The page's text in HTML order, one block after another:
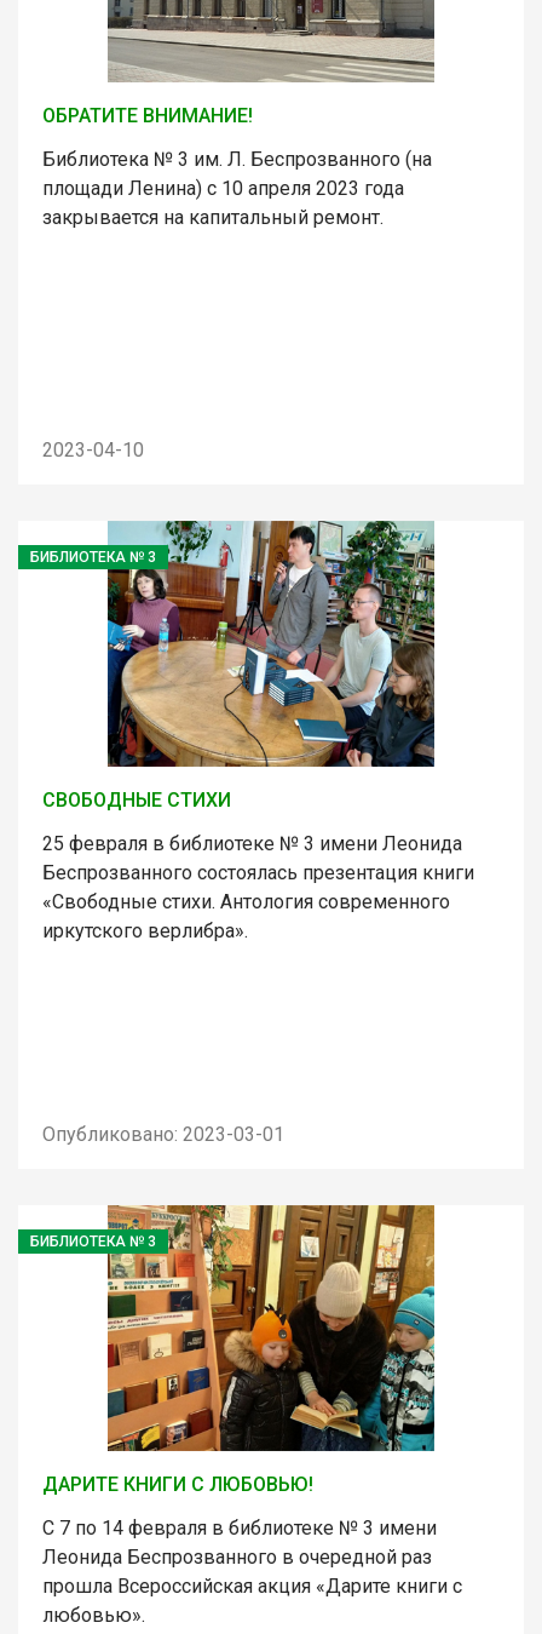
ОБРАТИТЕ ВНИМАНИЕ!
Библиотека № 3 им. Л. Беспрозванного (на
площади Ленина) с 10 апреля 2023 года
закрывается на капитальный ремонт.
2023-04-10
БИБЛИОТЕКА № 3
СВОБОДНЫЕ СТИХИ
25 февраля в библиотеке № 3 имени Леонида
Беспрозванного состоялась презентация книги
«Свободные стихи. Антология современного
иркутского верлибра».
Опубликовано: 2023-03-01
БИБЛИОТЕКА № 3
ДАРИТЕ КНИГИ С ЛЮБОВЬЮ!
С 7 по 14 февраля в библиотеке № 3 имени
Леонида Беспрозванного в очередной раз
прошла Всероссийская акция «Дарите книги с
любовью».